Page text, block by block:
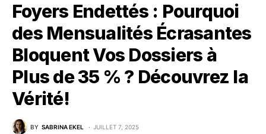
Foyers Endettés : Pourquoi
des Mensualités Écrasantes
Bloquent Vos Dossiers à
Plus de 35 % ? Découvrez la
Vérité!
BY SABRINA EKEL JUILLET 7, 2025